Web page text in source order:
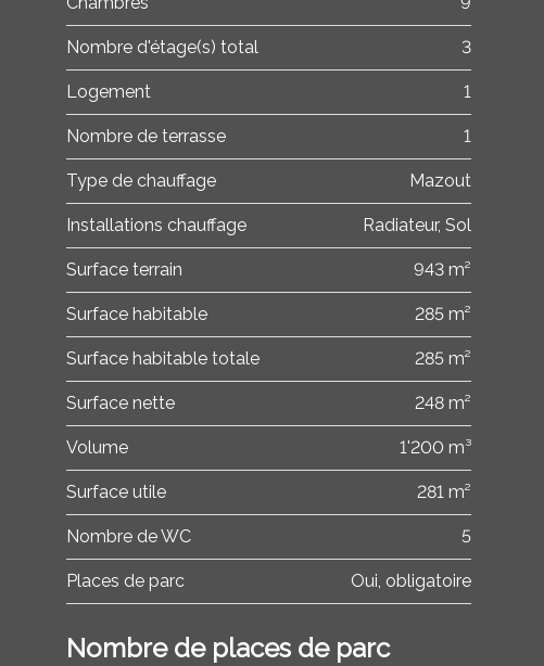
Nombre d'étage(s) total 3
Logement 1
Nombre de terrasse 1
Type de chauffage Mazout
Installations chauffage Radiateur, Sol
Surface terrain 943 m²
Surface habitable 285 m²
Surface habitable totale 285 m²
Surface nette 248 m²
Volume 1'200 m³
Surface utile 281 m²
Nombre de WC 5
Places de parc Oui, obligatoire
Nombre de places de parc